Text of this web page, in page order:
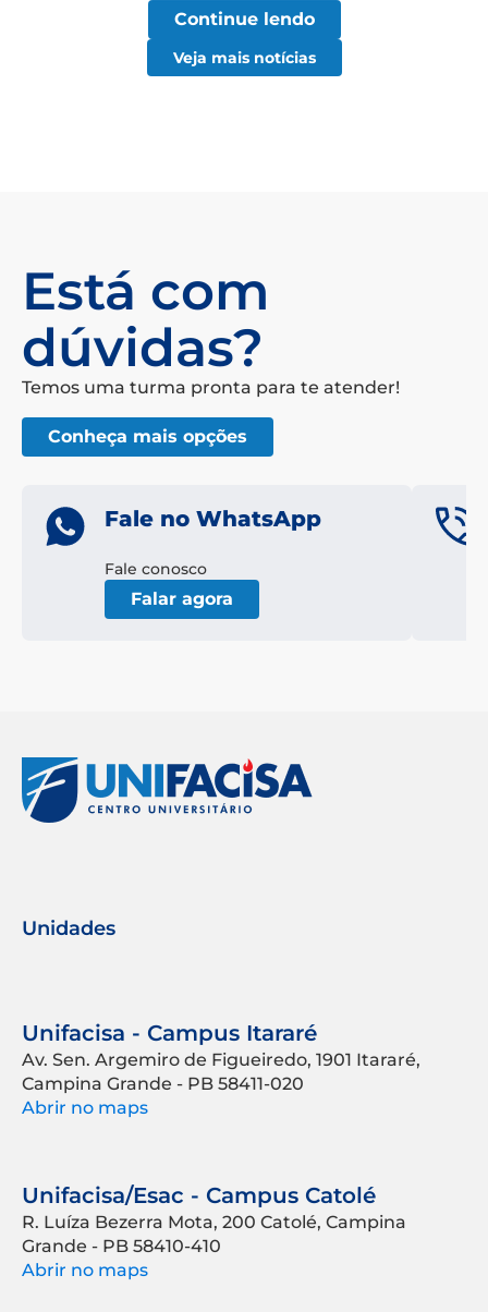
Continue lendo
Veja mais notícias
Está com
dúvidas?
Temos uma turma pronta para te atender!
Conheça mais opções
Fale no WhatsApp
Fale conosco
Falar agora
Unidades
Unifacisa - Campus Itararé
Av. Sen. Argemiro de Figueiredo, 1901 Itararé,
Campina Grande - PB 58411-020
Abrir no maps
Unifacisa/Esac - Campus Catolé
R. Luíza Bezerra Mota, 200 Catolé, Campina
Grande - PB 58410-410
Abrir no maps